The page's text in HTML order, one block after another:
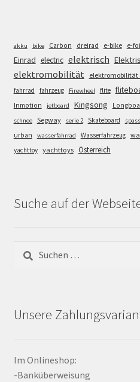
akku bike Carbon dreirad e-bike e-
Einrad electric elektrisch
elektromobilität elektromobilität
fahrrad
fahrzeug Firewheel flite
Inmotion jetboard Kingsong
schnee Segway serie 2 Skateboard spass
urban wasserfahrrad Wasserfahrzeug
yachttoy yachttoys Österreich
Suche auf der
nach:
Unsere
Im Onlineshop:
-Banküberweisung